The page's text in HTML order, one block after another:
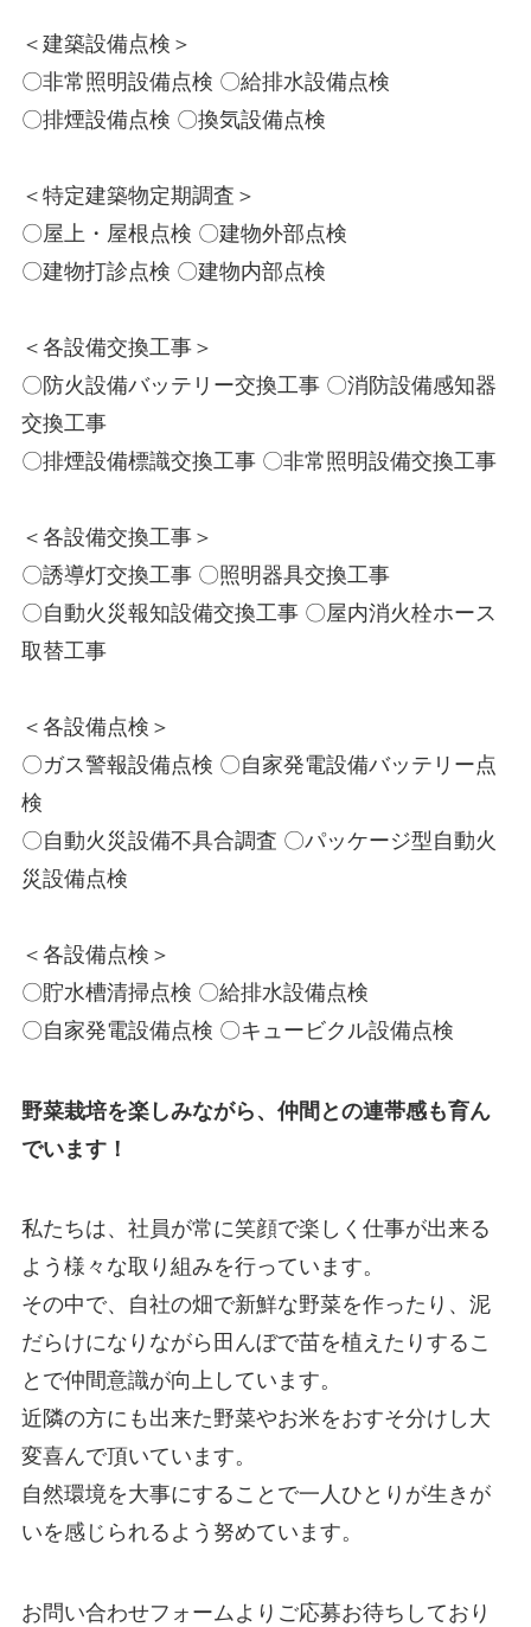
＜建築設備点検＞
〇非常照明設備点検 〇給排水設備点検
〇排煙設備点検 〇換気設備点検
＜特定建築物定期調査＞
〇屋上・屋根点検 〇建物外部点検
〇建物打診点検 〇建物内部点検
＜各設備交換工事＞
〇防火設備バッテリー交換工事 〇消防設備感知器
交換工事
〇排煙設備標識交換工事 〇非常照明設備交換工事
＜各設備交換工事＞
〇誘導灯交換工事 〇照明器具交換工事
〇自動火災報知設備交換工事 〇屋内消火栓ホース
取替工事
＜各設備点検＞
〇ガス警報設備点検 〇自家発電設備バッテリー点
検
〇自動火災設備不具合調査 〇パッケージ型自動火
災設備点検
＜各設備点検＞
〇貯水槽清掃点検 〇給排水設備点検
〇自家発電設備点検 〇キュービクル設備点検
野菜栽培を楽しみながら、仲間との連帯感も育ん
でいます！
私たちは、社員が常に笑顔で楽しく仕事が出来る
よう様々な取り組みを行っています。
その中で、自社の畑で新鮮な野菜を作ったり、泥
だらけになりながら田んぼで苗を植えたりするこ
とで仲間意識が向上しています。
近隣の方にも出来た野菜やお米をおすそ分けし大
変喜んで頂いています。
自然環境を大事にすることで一人ひとりが生きが
いを感じられるよう努めています。
お問い合わせフォームよりご応募お待ちしており